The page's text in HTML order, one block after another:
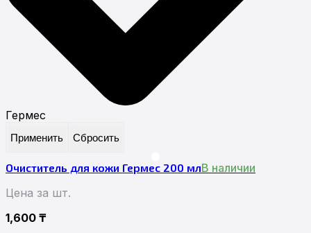
Гермес
Применить Сбросить
Очиститель для кожи Гермес 200 млВ наличии
Цена за шт.
1,600 ₸